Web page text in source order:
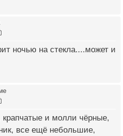
ночью на стекла....может и
крапчатые и молли чёрные,
все ещё небольшие,